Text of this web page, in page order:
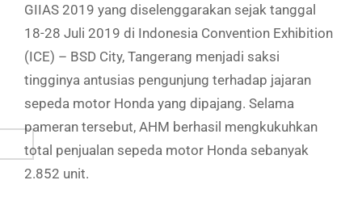
GIIAS 2019 yang diselenggarakan sejak tanggal
18-28 Juli 2019 di Indonesia Convention Exhibition
(ICE) – BSD City, Tangerang menjadi saksi
tingginya antusias pengunjung terhadap jajaran
sepeda motor Honda yang dipajang. Selama
pameran tersebut, AHM berhasil mengkukuhkan
total penjualan sepeda motor Honda sebanyak
2.852 unit.